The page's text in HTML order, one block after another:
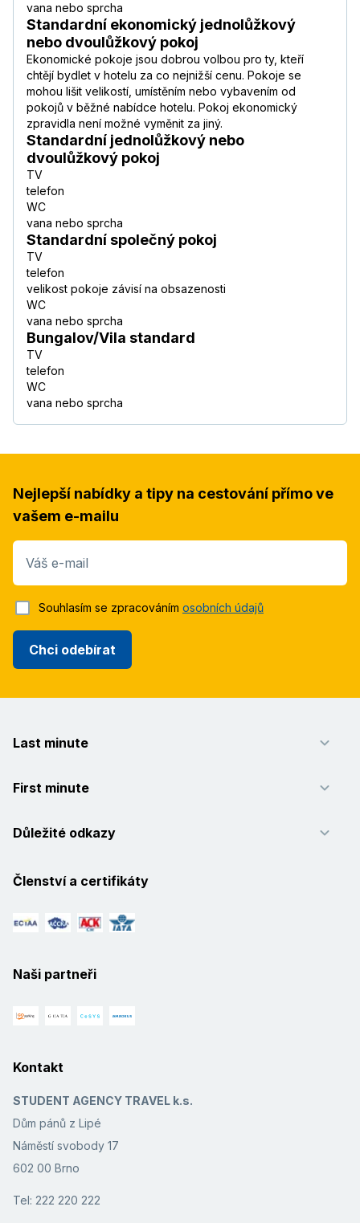
vana nebo sprcha
Standardní ekonomický jednolůžkový
nebo dvoulůžkový pokoj
Ekonomické pokoje jsou dobrou volbou pro ty, kteří
chtějí bydlet v hotelu za co nejnižší cenu. Pokoje se
mohou lišit velikostí, umístěním nebo vybavením od
pokojů v běžné nabídce hotelu. Pokoj ekonomický
zpravidla není možné vyměnit za jiný.
Standardní jednolůžkový nebo
dvoulůžkový pokoj
TV
telefon
WC
vana nebo sprcha
Standardní společný pokoj
TV
telefon
velikost pokoje závisí na obsazenosti
WC
vana nebo sprcha
Bungalov/Vila standard
TV
telefon
WC
vana nebo sprcha
Nejlepší nabídky a tipy na cestování přímo ve
vašem e-mailu
Váš e-mail
Chci odebírat
Souhlasím se zpracováním osobních údajů
Last minute
First minute
Důležité odkazy
Členství a certifikáty
Naši partneři
Kontakt
STUDENT AGENCY TRAVEL k.s.
Dům pánů z Lipé
Náměstí svobody 17
602 00 Brno
Tel: 222 220 222